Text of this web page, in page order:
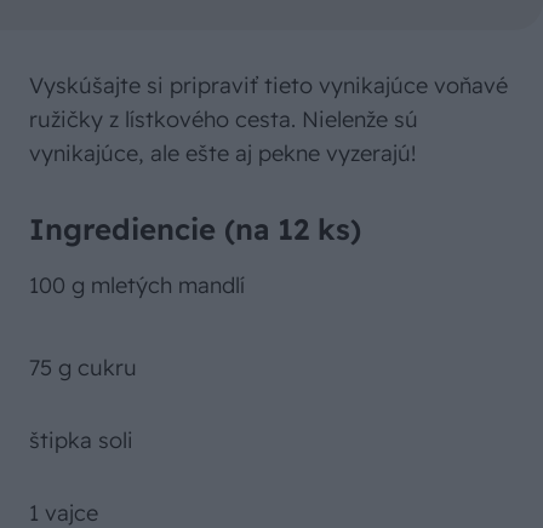
Vyskúšajte si pripraviť tieto vynikajúce voňavé
ružičky z lístkového cesta. Nielenže sú
vynikajúce, ale ešte aj pekne vyzerajú!
Ingrediencie (na 12 ks)
100 g mletých mandlí
75 g cukru
štipka soli
1 vajce